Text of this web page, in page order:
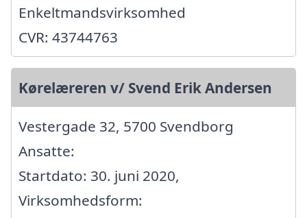
Enkeltmandsvirksomhed
CVR: 43744763
Kørelæreren v/ Svend Erik Andersen
Vestergade 32, 5700 Svendborg
Ansatte:
Startdato: 30. juni 2020,
Virksomhedsform: